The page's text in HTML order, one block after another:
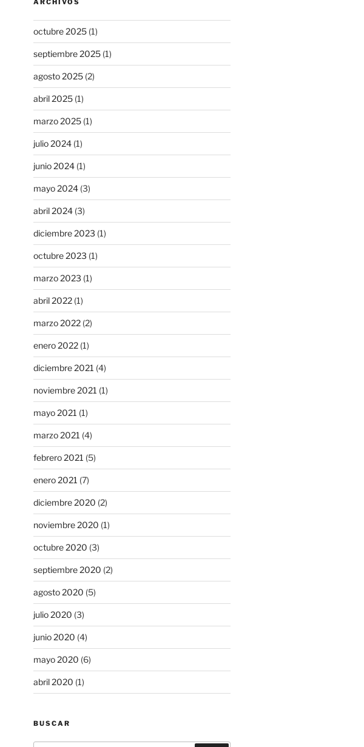
octubre 2025(1)
septiembre 2025(1)
agosto 2025(2)
abril 2025(1)
marzo 2025(1)
julio 2024(1)
junio 2024(1)
mayo 2024(3)
abril 2024(3)
diciembre 2023 (1)
octubre 2023 (1)
marzo 2023 (1)
abril 2022(1)
marzo 2022(2)
enero 2022(1)
diciembre 2021 (4)
noviembre 2021 (1)
mayo 2021 (1)
marzo 2021 (4)
febrero 2021 (5)
enero 2021 (7)
diciembre 2020 (2)
noviembre 2020 (1)
octubre 2020 (3)
septiembre 2020 (2)
agosto 2020 (5)
julio 2020 (3)
junio 2020 (4)
mayo 2020 (6)
abril 2020 (1)
BUSCAR